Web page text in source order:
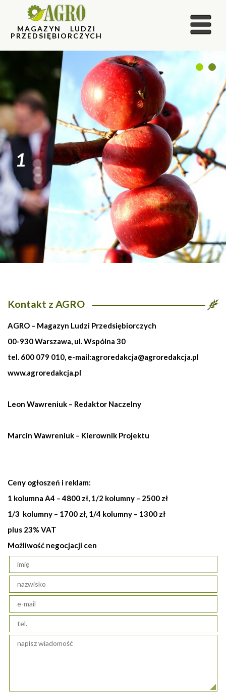
MAGAZYN LUDZI
PRZEDSIĘBIORCZYCH
1
1 2
Kontakt z AGRO
AGRO – Magazyn Ludzi Przedsiębiorczych
00-930 Warszawa, ul. Wspólna 30
tel. 600 079 010, e-mail:agroredakcja@agroredakcja.pl
www.agroredakcja.pl
Leon Wawreniuk – Redaktor Naczelny
Marcin Wawreniuk – Kierownik Projektu
Ceny ogłoszeń i reklam:
1 kolumna A4 – 4800 zł, 1/2 kolumny – 2500 zł
1/3 kolumny – 1700 zł, 1/4 kolumny – 1300 zł
plus 23% VAT
Możliwość negocjacji cen